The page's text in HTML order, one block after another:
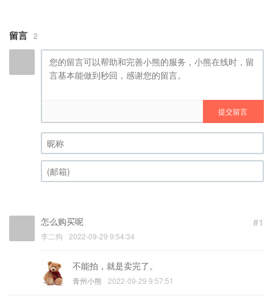
留言 2
提交留言
昵称 (必填)
#1
怎么购买呢
李二狗 2022-09-29 9:54:34
不能拍，就是卖完了。
青州小熊 2022-09-29 9:57:51